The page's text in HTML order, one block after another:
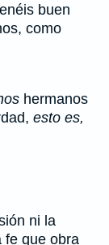
buen
como
hermanos
esto es,
ni la
fe que obra